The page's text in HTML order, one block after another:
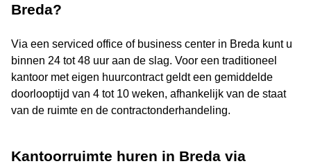
Breda?
Via een serviced office of business center in Breda kunt u
binnen 24 tot 48 uur aan de slag. Voor een traditioneel
kantoor met eigen huurcontract geldt een gemiddelde
doorlooptijd van 4 tot 10 weken, afhankelijk van de staat
van de ruimte en de contractonderhandeling.
Kantoorruimte huren in Breda via